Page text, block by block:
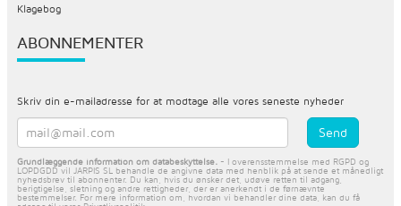
Klagebog
ABONNEMENTER
Skriv din e-mailadresse for at modtage alle vores seneste nyheder
Grundlæggende information om databeskyttelse. - I overensstemmelse med RGPD og
LOPDGDD vil JARPIS SL behandle de angivne data med henblik på at sende et månedligt
nyhedsbrev til abonnenter. Du kan, hvis du ønsker det, udøve retten til adgang,
berigtigelse, sletning og andre rettigheder, der er anerkendt i de førnævnte
bestemmelser. For mere information om, hvordan vi behandler dine data, kan du få